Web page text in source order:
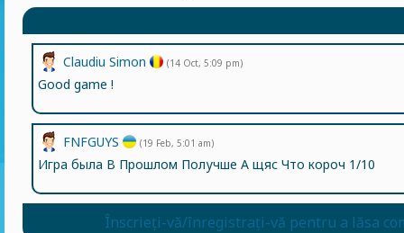
FNFGUYS (19 Feb, 5:01 am)
Игра была В Прошлом Получше А щяс Что короч 1/10
Claudiu Simon (14 Oct, 5:09 pm)
Good game !
Înscrieți-vă/înregistrați-vă pentru a lăsa